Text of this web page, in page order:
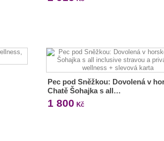
Pec pod Sněžkou: Dovolená v
Chatě Šohajka s all…
1 800 Kč